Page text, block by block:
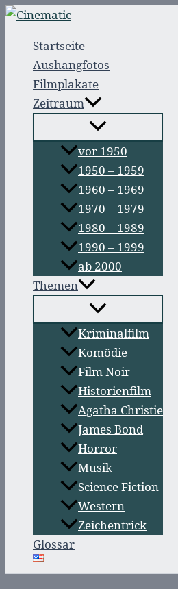
Zum
springenStartseite
Aushangfotos
Filmplakate
Zeitraum
vor 1950
1950 – 1959
1960 – 1969
1970 – 1979
1980 – 1989
1990 – 1999
ab 2000
Themen
Kriminalfilm
Komödie
Film Noir
Historienfilm
Agatha Christie
James Bond
Horror
Musik
Science Fiction
Western
Zeichentrick
Glossar